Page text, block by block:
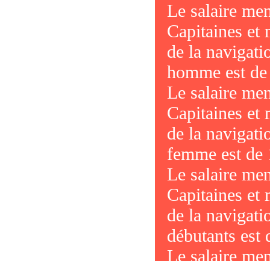
Le salaire
Capitaines et
de la
homme est
Le salaire
Capitaines et
de la
femme est
Le salaire
Capitaines et
de la
débutants est
Le salaire